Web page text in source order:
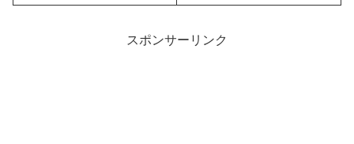
スポンサーリンク